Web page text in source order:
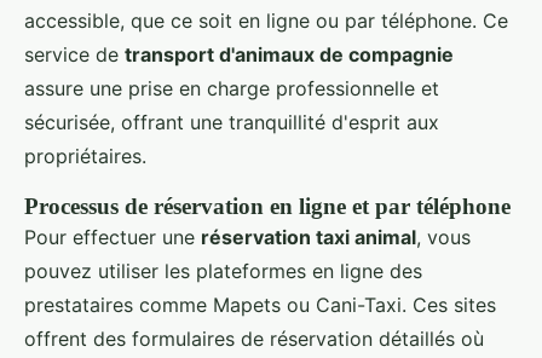
accessible, que ce soit en ligne ou par téléphone. Ce
service de transport d'animaux de compagnie
assure une prise en charge professionnelle et
sécurisée, offrant une tranquillité d'esprit aux
propriétaires.
Processus de réservation en ligne et par téléphone
Pour effectuer une réservation taxi animal, vous
pouvez utiliser les plateformes en ligne des
prestataires comme Mapets ou Cani-Taxi. Ces sites
offrent des formulaires de réservation détaillés où